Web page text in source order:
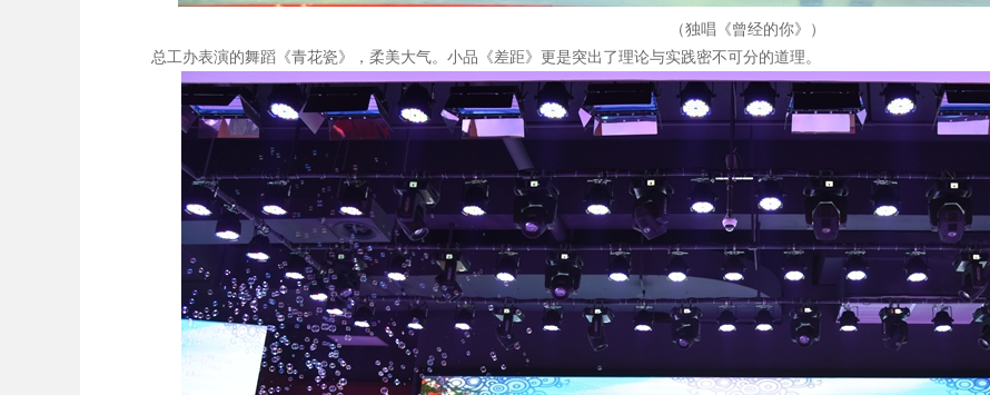
（独唱《曾经的你》）
总工办表演的舞蹈《青花瓷》，柔美大气。小品《差距》更是突出了理论与实践密不可分的道理。